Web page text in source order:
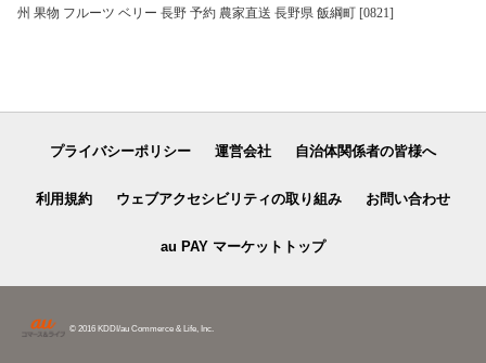
州 果物 フルーツ ベリー 長野 予約 農家直送 長野県 飯綱町 [0821]
プライバシーポリシー 運営会社 自治体関係者の皆様へ
利用規約 ウェブアクセシビリティの取り組み お問い合わせ
au PAY マーケットトップ
© 2016 KDDI/au Commerce & Life, Inc.